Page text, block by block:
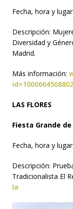
Fecha, hora y
Descripción:
Diversidad y
Madrid.
Más información:
LAS FLORES
Fiesta Grande
Fecha, hora y
Descripción:
Tradicionalista El
la